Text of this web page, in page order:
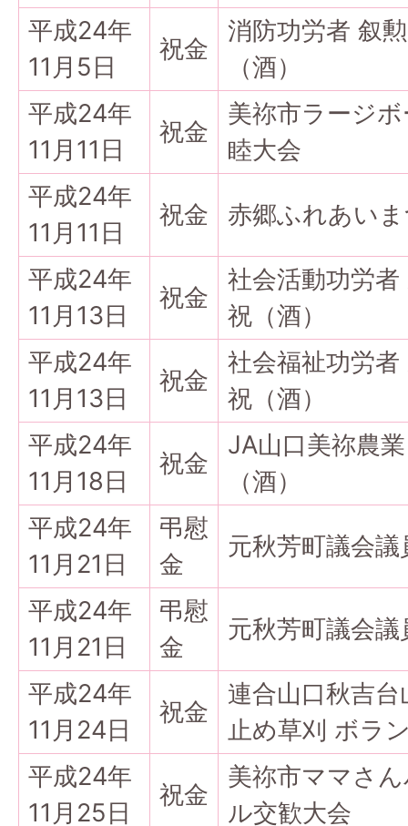
平成24年
11月5日
祝金
消防功労者 叙
（酒）
平成24年
11月11日
祝金
美祢市ラージ
睦大会
平成24年
11月11日
祝金 赤郷ふれあい
平成24年
11月13日
祝金
社会活動功労
祝（酒）
平成24年
11月13日
祝金
社会福祉功労
祝（酒）
平成24年
11月18日
祝金
JA山口美祢農
（酒）
平成24年
11月21日
弔慰
金
元秋芳町議会議
平成24年
11月21日
弔慰
金
元秋芳町議会
平成24年
11月24日
祝金
連合山口秋吉
止め草刈 ボラ
平成24年
11月25日
祝金
美祢市ママさ
ル交歓大会